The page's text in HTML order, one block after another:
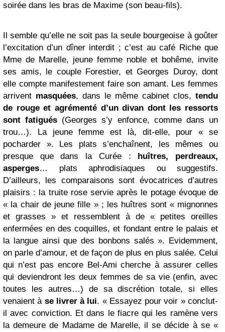
soirée dans les bras de Maxime (son beau-fils).
Il semble qu’elle ne soit pas la seule bourgeoise à goûter
l’excitation d’un dîner interdit ; c’est au café Riche que
Mme de Marelle, jeune femme noble et bohême, invite
ses amis, le couple Forestier, et Georges Duroy, dont
elle compte manifestement faire son amant. Les femmes
arrivent masquées, dans le même cabinet clos, tendu
de rouge et agrémenté d’un divan dont les ressorts
sont fatigués (Georges s’y enfonce, comme dans un
trou…). La jeune femme est là, dit-elle, pour « se
pocharder ». Les plats s’enchaînent, les mêmes ou
presque que dans la Curée : huîtres, perdreaux,
asperges… plats aphrodisiaques ou suggestifs.
D’ailleurs, les comparaisons sont évocatrices d’autres
plaisirs : la truite rose servie après le potage évoque de
« la chair de jeune fille » ; les huîtres sont « mignonnes
et grasses » et ressemblent à de « petites oreilles
enfermées en des coquilles, et fondant entre le palais et
la langue ainsi que des bonbons salés ». Evidemment,
on parle d’amour, et de façon de plus en plus salée. Celui
qui n’est pas encore Bel-Ami cherche à assurer celles
qui deviendront les deux femmes de sa vie (enfin, avec
toutes les autres…) de sa discrétion totale, si elles
venaient à se livrer à lui. « Essayez pour voir » conclut-
il avec conviction. Et dans le fiacre qui les ramène vers
la demeure de Madame de Marelle, il se décide à se «